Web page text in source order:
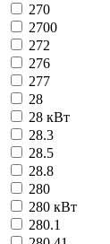
270
2700
272
276
277
28
28 кВт
28.3
28.5
28.8
280
280 кВт
280.1